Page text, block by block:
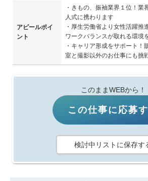
アピールポイ
ント
・きもの、振袖業界１位！業
人式に携わります
・厚生労働省より女性活躍推
ワークバランスが取れる環境
・キャリア形成をサポート！
室と撮影以外のお仕事にも挑
このままWEBから！
この仕事に応募
検討中リストに保存す